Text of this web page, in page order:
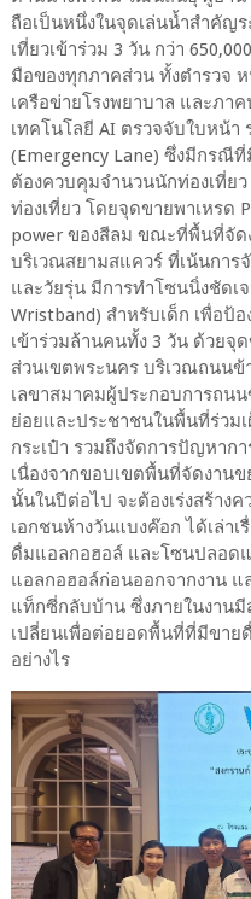
ถือเป็นหนึ่งในจุดเล่นน้ำสำคัญ
เที่ยวเข้าร่วม 3 วัน กว่า
มือของทุกภาคส่วน ทั้งตำรวจ
เครือข่ายโรงพยาบาล และภา
เทคโนโลยี AI ตรวจจับใบหน้า
(Emergency Lane) ซึ่งมีกรณี
ต้องควบคุมจำนวนนักท่องเที่ย
ท่องเที่ยว โดยจุดขายพาเหรด
power ของสีลม ขณะที่พื้นที่จัด
บริเวณสยามสแควร์ ที่เน้นการ
และวัยรุ่น มีการทำโซนนิ่งชัดเ
Wristband) สำหรับเด็ก เพื่อป้
เข้าร่วมล้านคนทั้ง 3 วัน ด้วย
ส่วนเขตพระนคร บริเวณถนนข้
เลขาสมาคมผู้ประกอบการถนน
ย่อยและประชาชนในพื้นที่ร่วม
กระเป๋า รวมถึงจัดการปัญหาก
เนื่องจากขอบเขตพื้นที่จัดงาน
นั้นในปีต่อไป จะต้องเร่งสร้าง
เอกชนห้างวันแบงค๊อก ได้เล่า
ดื่มแอลกอฮอล์ และโซนปลอด
แอลกอฮอล์ก่อนออกจากงาน แ
แท็กซี่กลับบ้าน ซึ่งภายในงาน
เปลี่ยนเพื่อต่อยอดพื้นที่ที่มีขาย
อย่างไร